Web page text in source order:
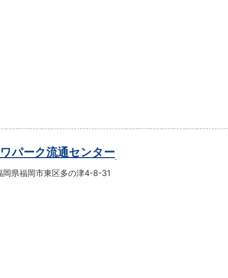
パーク流通センター
岡県福岡市東区多の津4-8-31